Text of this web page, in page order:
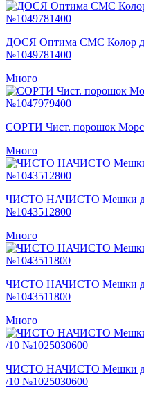
ДОСЯ Оптима СМС Колор
№1049781400
Много
СОРТИ Чист. порошок
Много
ЧИСТО НАЧИСТО Мешки д/
№1043512800
Много
ЧИСТО НАЧИСТО Мешки д/
№1043511800
Много
ЧИСТО НАЧИСТО Мешки д/
/10 №1025030600